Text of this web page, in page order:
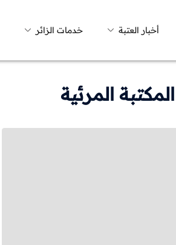
أخبار العتبة خدمات الزائر
المكتبة المرئية